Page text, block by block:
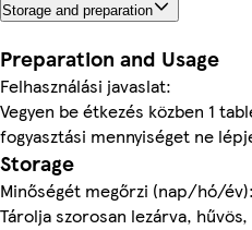
Storage and preparation
Preparation and Usage
Felhasználási javaslat:
Vegyen be étkezés közben 1
fogyasztási mennyiséget ne
Storage
Minőségét megőrzi (nap/hó/
Tárolja szorosan lezárva,